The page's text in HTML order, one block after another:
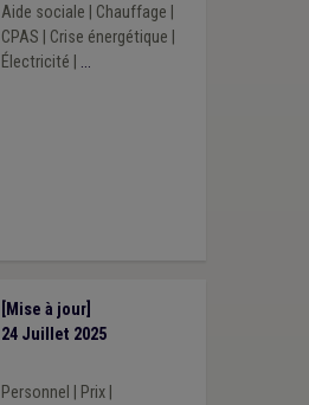
Aide sociale Chauffage
CPAS
Crise énergétique
Électricité
...
[Mise à jour]
24 Juillet 2025
Personnel Prix|